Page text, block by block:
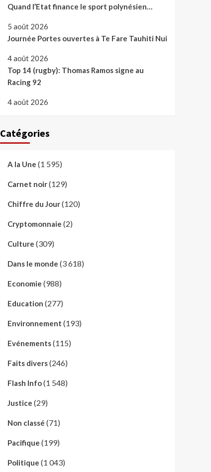
Quand l’Etat finance le sport polynésien…
5 août 2026
Journée Portes ouvertes à Te Fare Tauhiti Nui
4 août 2026
Top 14 (rugby): Thomas Ramos signe au
Racing 92
4 août 2026
Catégories
A la Une (1 595)
Carnet noir(129)
Chiffre du Jour(120)
Cryptomonnaie (2)
Culture (309)
Dans le monde (3 618)
Economie (988)
Education (277)
Environnement (193)
Evénements(115)
Faits divers(246)
Flash Info(1 548)
Justice (29)
Non classé (71)
Pacifique (199)
Politique (1 043)